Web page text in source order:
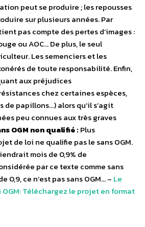
peut se produire ; les repousses
sur plusieurs années. Par
pas compte des pertes d’images :
ou AOC… De plus, le seul
Les semenciers et les
de toute responsabilité. Enfin,
aux préjudices
chez certaines espèces,
de papillons…) alors qu’il s’agit
peu connues aux très graves
OGM non qualifié :Plus
de loi ne qualifie pas le sans OGM.
mois de 0,9% de
par ce texte comme sans
0,9, ce n’est pas sans OGM… – Le
Téléchargez le projet en format